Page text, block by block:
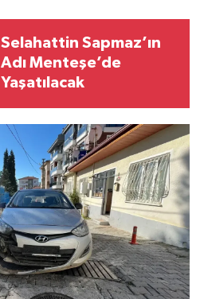
Selahattin Sapmaz’ın
Adı Menteşe’de
Yaşatılacak